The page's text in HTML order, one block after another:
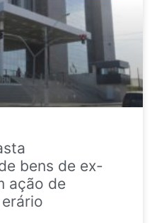
bens de ex-
ação de